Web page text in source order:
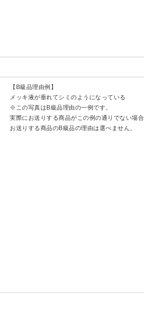
【B級品理由例】
メッキ液が垂れてシミのようになっている
※この写真はB級品理由の一例です。
実際にお送りする商品がこの例の通りでない場合
お送りする商品のB級品の理由は選べません。